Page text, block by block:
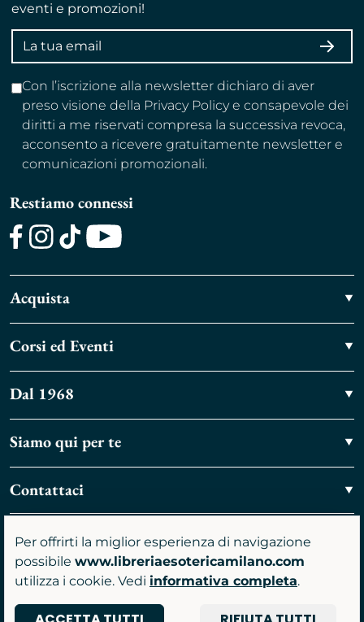
eventi e promozioni!
Indirizzo
email
Con l’iscrizione alla newsletter dichiaro di aver
preso visione della Privacy Policy e consapevole dei
diritti a me riservati compresa la successiva revoca,
acconsento a ricevere gratuitamente newsletter e
comunicazioni promozionali.
Restiamo connessi
Acquista
Corsi ed Eventi
Dal 1968
Siamo qui per te
Contattaci
Vieni a trovarci
Per offrirti la miglior esperienza di navigazione
possibile www.libreriaesotericamilano.com
utilizza i cookie. Vedi informativa completa.